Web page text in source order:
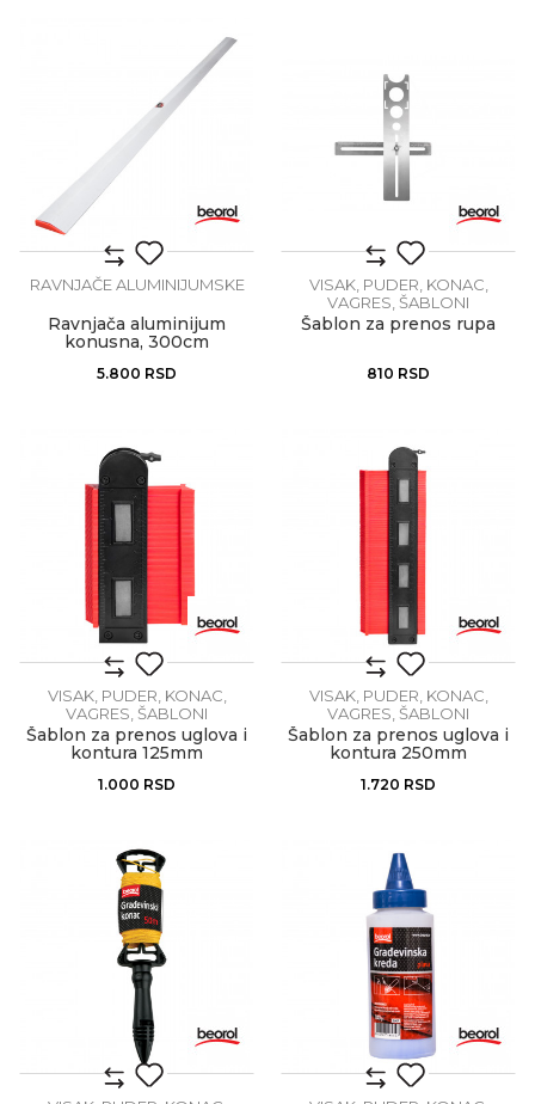
RAVNJAČE ALUMINIJUMSKE
Ravnjača aluminijum
konusna, 300cm
5.800 RSD
VISAK, PUDER, KONAC,
VAGRES, ŠABLONI
Šablon za prenos rupa
810 RSD
VISAK, PUDER, KONAC,
VAGRES, ŠABLONI
Šablon za prenos uglova i
kontura 125mm
1.000 RSD
VISAK, PUDER, KONAC,
VAGRES, ŠABLONI
Šablon za prenos uglova i
kontura 250mm
1.720 RSD